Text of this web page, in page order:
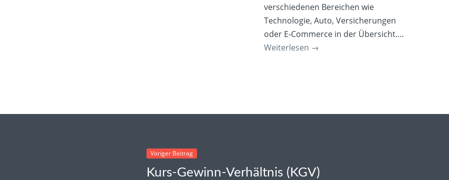
verschiedenen Bereichen wie
Technologie, Auto, Versicherungen
oder E-Commerce in der Übersicht.…
Weiterlesen →
Voriger Beitrag
Kurs-Gewinn-Verhältnis (KGV)